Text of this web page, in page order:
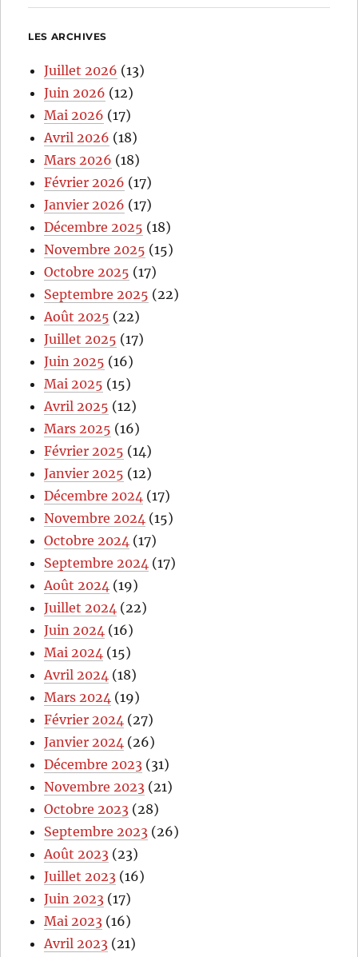
LES ARCHIVES
Juillet 2026 (13)
Juin 2026 (12)
Mai 2026 (17)
Avril 2026 (18)
Mars 2026 (18)
Février 2026 (17)
Janvier 2026 (17)
Décembre 2025 (18)
Novembre 2025 (15)
Octobre 2025 (17)
Septembre 2025 (22)
Août 2025 (22)
Juillet 2025 (17)
Juin 2025 (16)
Mai 2025 (15)
Avril 2025 (12)
Mars 2025 (16)
Février 2025 (14)
Janvier 2025 (12)
Décembre 2024 (17)
Novembre 2024 (15)
Octobre 2024 (17)
Septembre 2024 (17)
Août 2024 (19)
Juillet 2024 (22)
Juin 2024 (16)
Mai 2024 (15)
Avril 2024 (18)
Mars 2024 (19)
Février 2024 (27)
Janvier 2024 (26)
Décembre 2023 (31)
Novembre 2023 (21)
Octobre 2023 (28)
Septembre 2023 (26)
Août 2023 (23)
Juillet 2023 (16)
Juin 2023 (17)
Mai 2023 (16)
Avril 2023 (21)